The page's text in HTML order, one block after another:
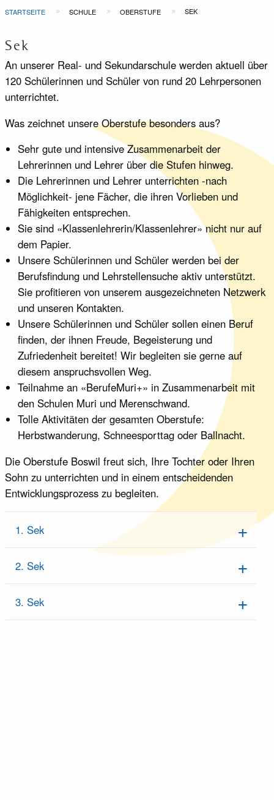
Pfadnavigation
STARTSEITE SCHULE OBERSTUFE SEK
Sek
An unserer Real- und Sekundarschule werden aktuell über
120 Schülerinnen und Schüler von rund 20 Lehrpersonen
unterrichtet.
Was zeichnet unsere Oberstufe besonders aus?
Sehr gute und intensive Zusammenarbeit der
Lehrerinnen und Lehrer über die Stufen hinweg.
Die Lehrerinnen und Lehrer unterrichten -nach
Möglichkeit- jene Fächer, die ihren Vorlieben und
Fähigkeiten entsprechen.
Sie sind «Klassenlehrerin/Klassenlehrer» nicht nur auf
dem Papier.
Unsere Schülerinnen und Schüler werden bei der
Berufsfindung und Lehrstellensuche aktiv unterstützt.
Sie profitieren von unserem ausgezeichneten Netzwerk
und unseren Kontakten.
Unsere Schülerinnen und Schüler sollen einen Beruf
finden, der ihnen Freude, Begeisterung und
Zufriedenheit bereitet! Wir begleiten sie gerne auf
diesem anspruchsvollen Weg.
Teilnahme an «BerufeMuri+» in Zusammenarbeit mit
den Schulen Muri und Merenschwand.
Tolle Aktivitäten der gesamten Oberstufe:
Herbstwanderung, Schneesporttag oder Ballnacht.
Die Oberstufe Boswil freut sich, Ihre Tochter oder Ihren
Sohn zu unterrichten und in einem entscheidenden
Entwicklungsprozess zu begleiten.
1. Sek
2. Sek
3. Sek